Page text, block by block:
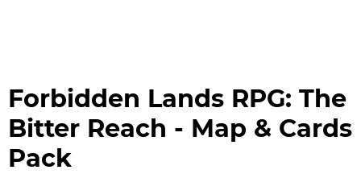
Forbidden Lands RPG: The
Bitter Reach - Map & Cards
Pack